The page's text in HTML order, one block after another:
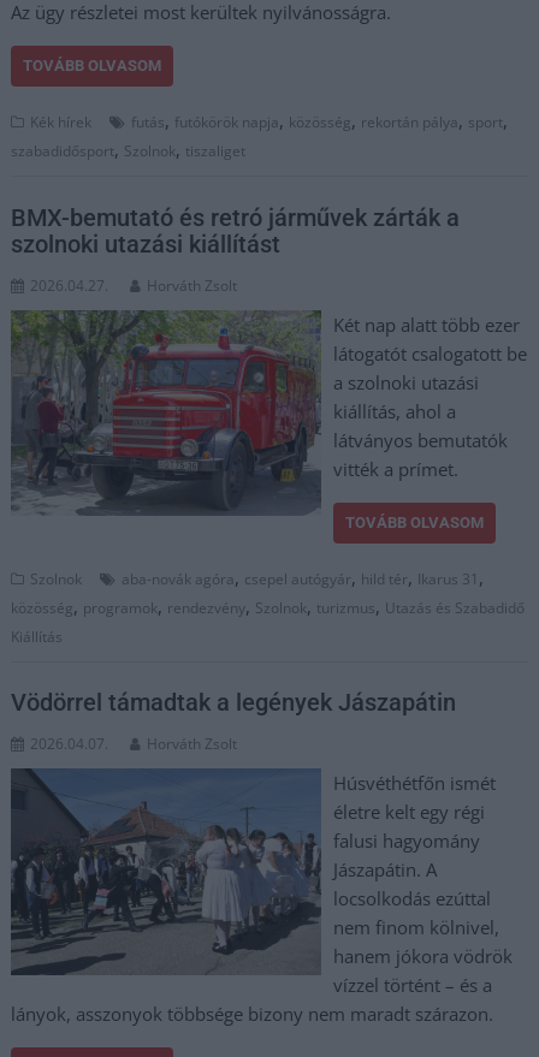
Az ügy részletei most kerültek nyilvánosságra.
TOVÁBB OLVASOM
Kék hírek futás, futókörök napja, közösség, rekortán pálya, sport,
szabadidősport, Szolnok, tiszaliget
BMX-bemutató és retró járművek zárták a
szolnoki utazási kiállítást
2026.04.27. Horváth Zsolt
Két nap alatt több ezer
látogatót csalogatott be
a szolnoki utazási
kiállítás, ahol a
látványos bemutatók
vitték a prímet.
TOVÁBB OLVASOM
Szolnok aba-novák agóra, csepel autógyár, hild tér, Ikarus 31 ,
közösség, programok, rendezvény, Szolnok, turizmus, Utazás és Szabadidő
Kiállítás
Vödörrel támadtak a legények Jászapátin
2026.04.07. Horváth Zsolt
Húsvéthétfőn ismét
életre kelt egy régi
falusi hagyomány
Jászapátin. A
locsolkodás ezúttal
nem finom kölnivel,
hanem jókora vödrök
vízzel történt – és a
lányok, asszonyok többsége bizony nem maradt szárazon.